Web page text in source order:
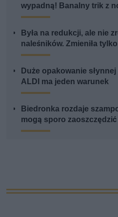
wypadną! Banalny trik z
Była na redukcji, ale nie
naleśników. Zmieniła
Duże opakowanie
ALDI ma jeden warunek
Biedronka rozdaje
mogą sporo zaoszczędzić